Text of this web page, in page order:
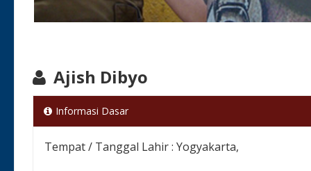
Ajish Dibyo
Informasi Dasar
Tempat / Tanggal Lahir : Yogyakarta,